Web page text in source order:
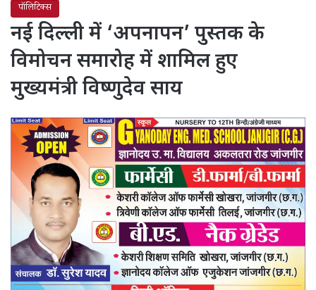
पॉलिटिक्स
नई दिल्ली में ‘अपनापन’ पुस्तक के
विमोचन समारोह में शामिल हुए
मुख्यमंत्री विष्णुदेव साय